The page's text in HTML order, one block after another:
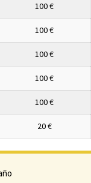
100 €
100 €
100 €
100 €
100 €
20 €